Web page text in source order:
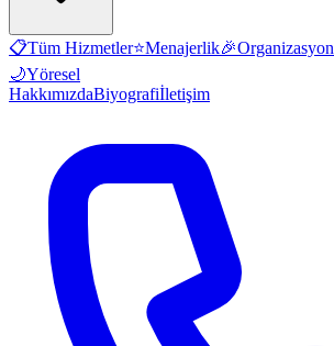
📋Tüm Hizmetler⭐Menajerlik🎉Organizasyon
🌙Yöresel
HakkımızdaBiyografiİletişim